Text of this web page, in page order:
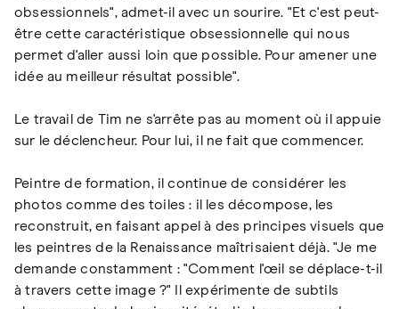
obsessionnels", admet-il avec un sourire. "Et c'est peut-
être cette caractéristique obsessionnelle qui nous
permet d'aller aussi loin que possible. Pour amener une
idée au meilleur résultat possible".
Le travail de Tim ne s'arrête pas au moment où il appuie
sur le déclencheur. Pour lui, il ne fait que commencer.
Peintre de formation, il continue de considérer les
photos comme des toiles : il les décompose, les
reconstruit, en faisant appel à des principes visuels que
les peintres de la Renaissance maîtrisaient déjà. "Je me
demande constamment : "Comment l'œil se déplace-t-il
à travers cette image ?" Il expérimente de subtils